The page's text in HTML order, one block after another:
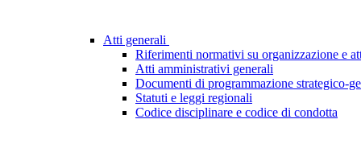
Atti generali
Riferimenti normativi su organizzazione e
Atti amministrativi generali
Documenti di programmazione strategico-
Statuti e leggi regionali
Codice disciplinare e codice di condotta